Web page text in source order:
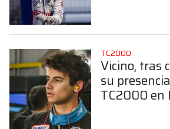
TC2000
Vicino, tras
su
TC2000 en